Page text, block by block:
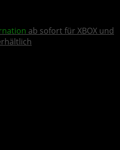
ab sofort für XBOX und